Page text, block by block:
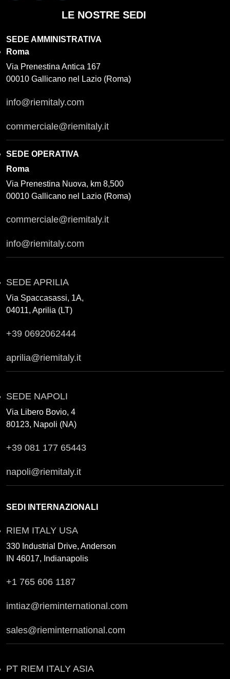
LE NOSTRE SEDI
SEDE AMMINISTRATIVA
Roma
Via Prenestina Antica 167
00010 Gallicano nel Lazio (Roma)
info@riemitaly.com
commerciale@riemitaly.it
SEDE OPERATIVA
Roma
Via Prenestina Nuova, km 8,500
00010 Gallicano nel Lazio (Roma)
commerciale@riemitaly.it
info@riemitaly.com
SEDE APRILIA
Via Spaccasassi, 1A,
04011, Aprilia (LT)
+39 0692062444
aprilia@riemitaly.it
SEDE NAPOLI
Via Libero Bovio, 4
80123, Napoli (NA)
+39 081 177 65443
napoli@riemitaly.it
SEDI INTERNAZIONALI
RIEM ITALY USA
330 Industrial Drive, Anderson
IN 46017, Indianapolis
+1 765 606 1187
imtiaz@rieminternational.com
sales@rieminternational.com
PT RIEM ITALY ASIA